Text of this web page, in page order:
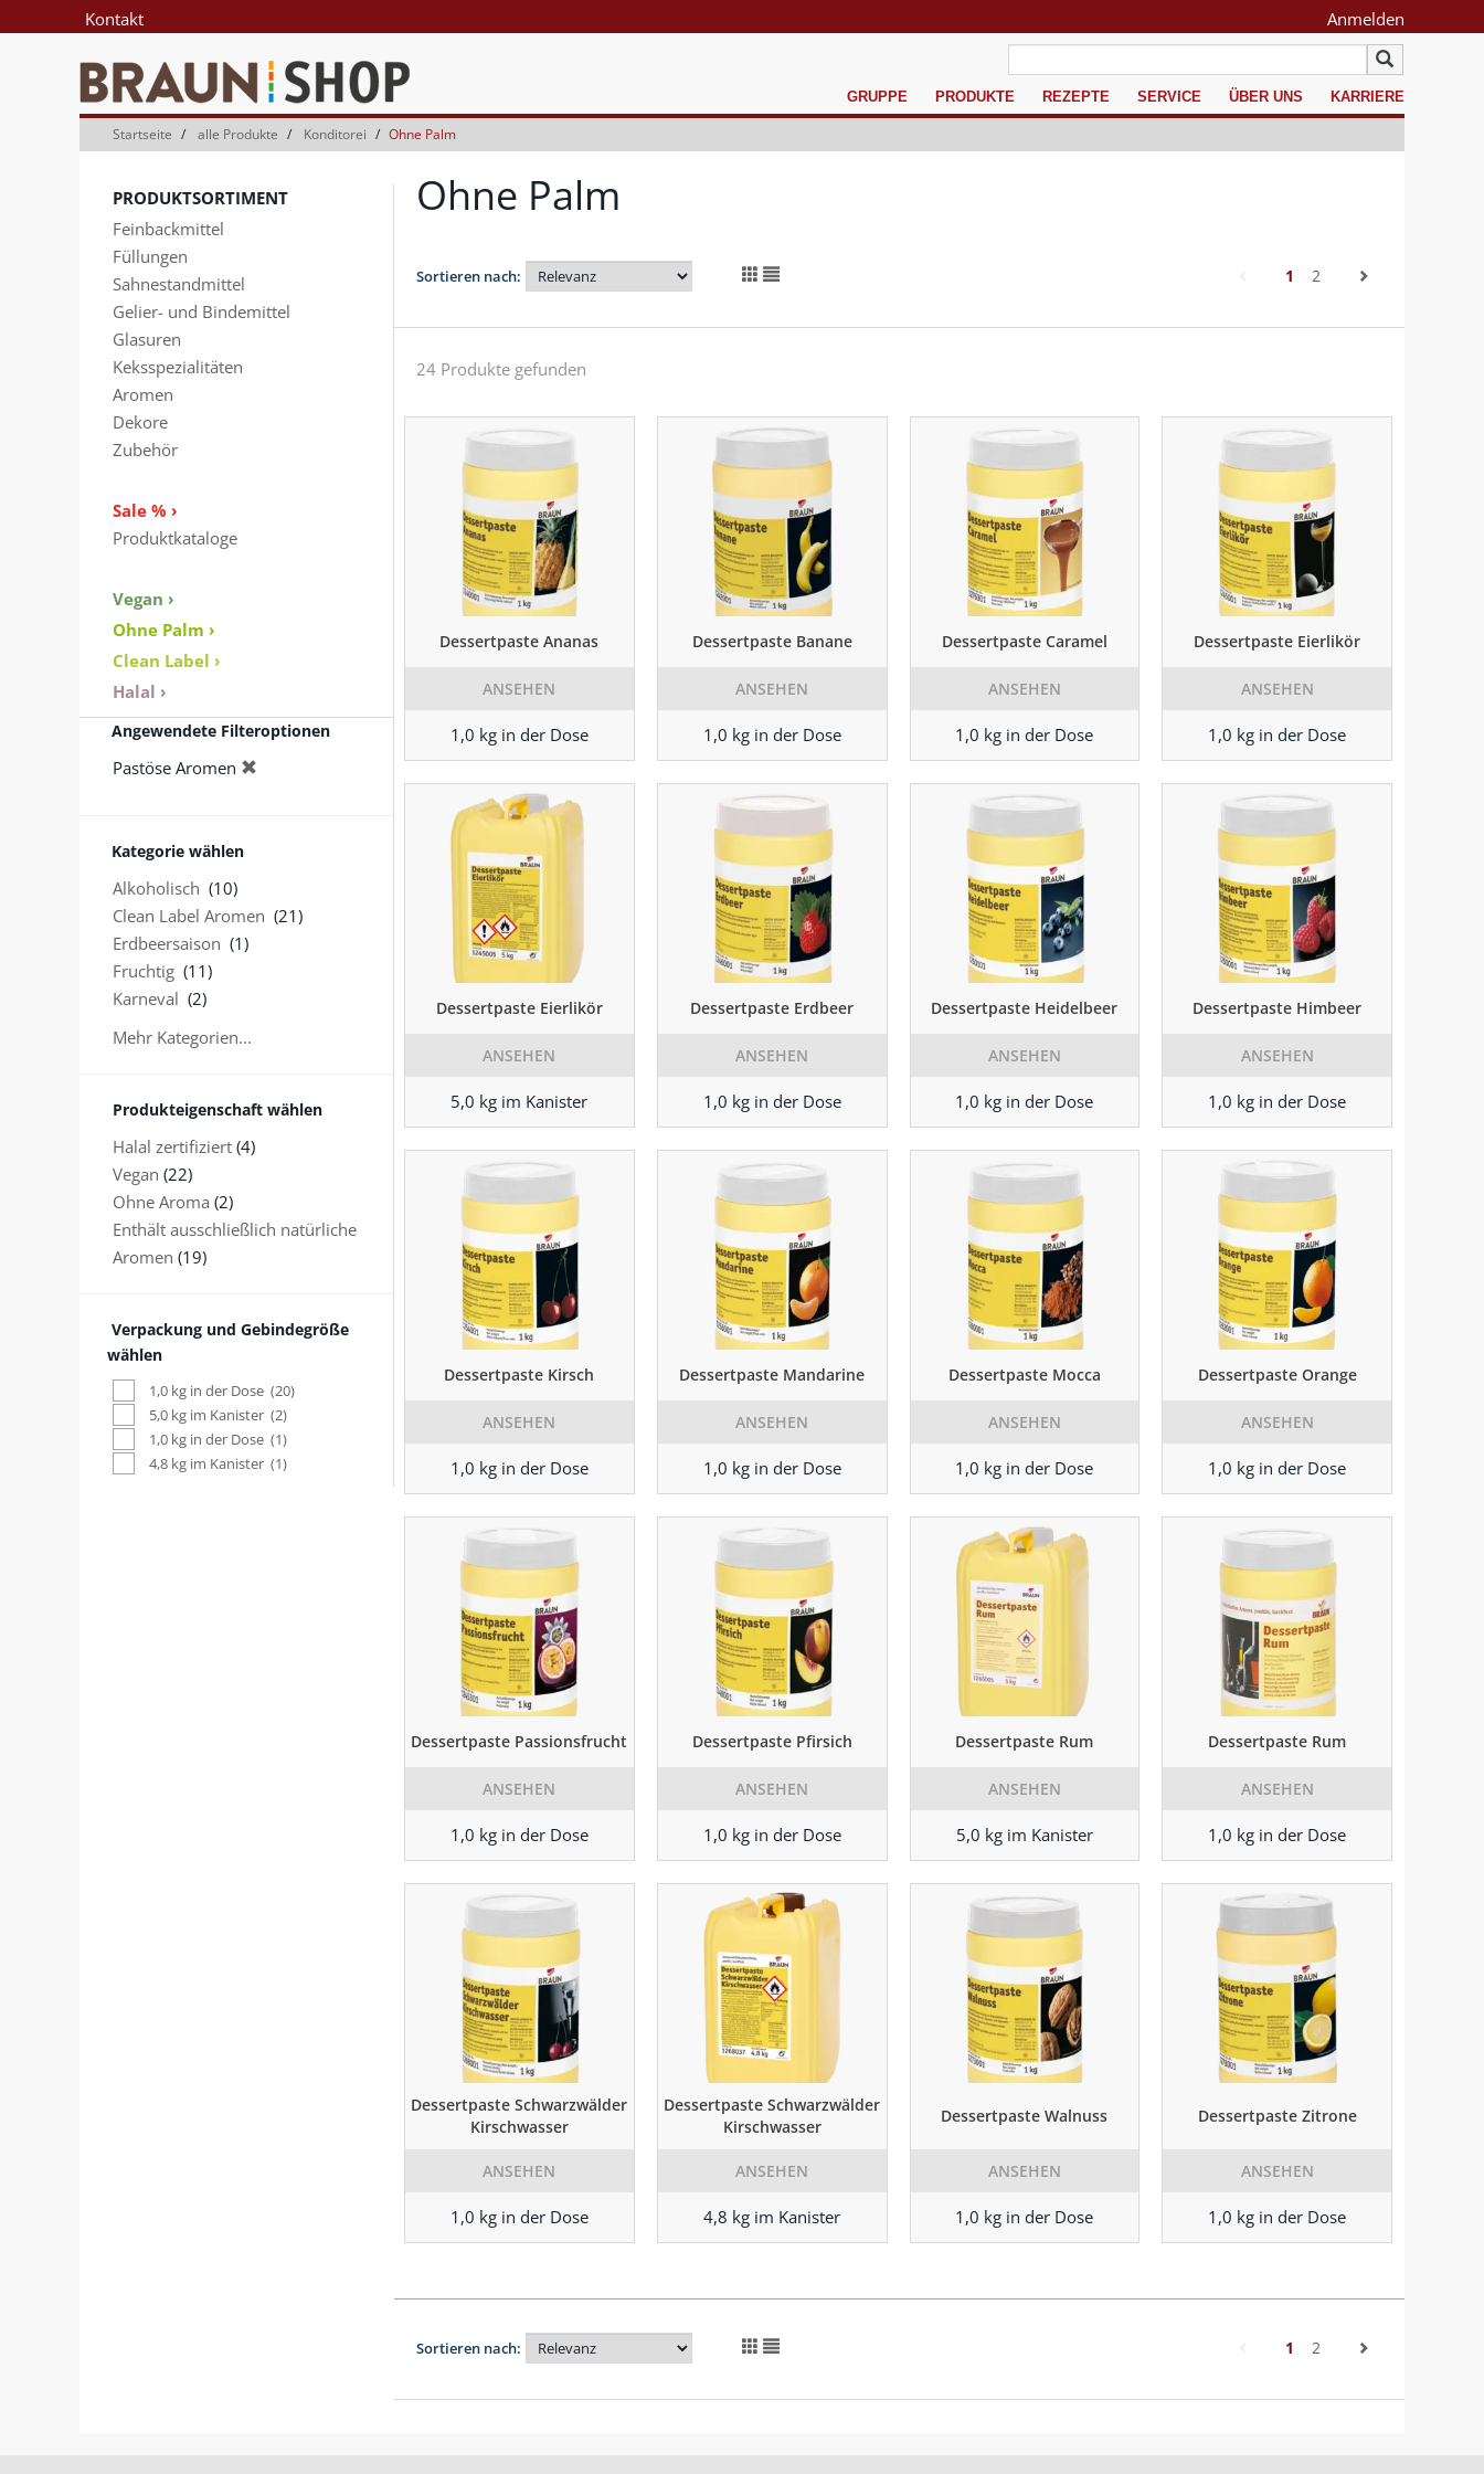
Inhalt
Navigationsmenü
Kontakt Anmelden
GRUPPE PRODUKTE REZEPTE SERVICE ÜBER UNS KARRIERE
Startseite alle Produkte Konditorei Ohne Palm
PRODUKTSORTIMENT
Feinbackmittel
Füllungen
Sahnestandmittel
Gelier- und Bindemittel
Glasuren
Keksspezialitäten
Aromen
Dekore
Zubehör
Sale % ›
Produktkataloge
Vegan ›
Ohne Palm ›
Clean Label ›
Halal ›
Angewendete Filteroptionen
Pastöse Aromen
Kategorie wählen
Alkoholisch (10)
Clean Label Aromen (21)
Erdbeersaison (1)
Fruchtig (11)
Karneval (2)
Mehr Kategorien...
Produkteigenschaft wählen
Halal zertifiziert (4)
Vegan (22)
Ohne Aroma (2)
Enthält ausschließlich natürliche
Aromen (19)
Verpackung und Gebindegröße
wählen
1,0 kg in der Dose (20)
5,0 kg im Kanister (2)
1,0 kg in der Dose (1)
4,8 kg im Kanister (1)
Ohne Palm
Sortieren nach: 1 (current)
2
24 Produkte gefunden
Dessertpaste Ananas
ANSEHEN
1,0 kg in der Dose
Dessertpaste Banane
ANSEHEN
1,0 kg in der Dose
Dessertpaste Caramel
ANSEHEN
1,0 kg in der Dose
Dessertpaste Eierlikör
ANSEHEN
1,0 kg in der Dose
Dessertpaste Eierlikör
ANSEHEN
5,0 kg im Kanister
Dessertpaste Erdbeer
ANSEHEN
1,0 kg in der Dose
Dessertpaste Heidelbeer
ANSEHEN
1,0 kg in der Dose
Dessertpaste Himbeer
ANSEHEN
1,0 kg in der Dose
Dessertpaste Kirsch
ANSEHEN
1,0 kg in der Dose
Dessertpaste Mandarine
ANSEHEN
1,0 kg in der Dose
Dessertpaste Mocca
ANSEHEN
1,0 kg in der Dose
Dessertpaste Orange
ANSEHEN
1,0 kg in der Dose
Dessertpaste Passionsfrucht
ANSEHEN
1,0 kg in der Dose
Dessertpaste Pfirsich
ANSEHEN
1,0 kg in der Dose
Dessertpaste Rum
ANSEHEN
5,0 kg im Kanister
Dessertpaste Rum
ANSEHEN
1,0 kg in der Dose
Dessertpaste Schwarzwälder
Kirschwasser
ANSEHEN
1,0 kg in der Dose
Dessertpaste Schwarzwälder
Kirschwasser
ANSEHEN
4,8 kg im Kanister
Dessertpaste Walnuss
ANSEHEN
1,0 kg in der Dose
Dessertpaste Zitrone
ANSEHEN
1,0 kg in der Dose
Sortieren nach: 1 (current)
2